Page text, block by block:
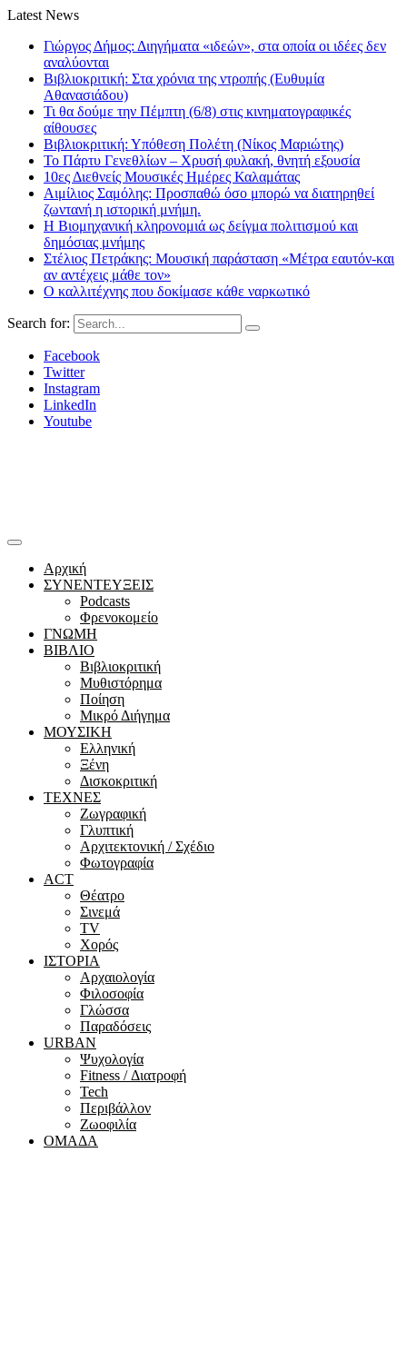
Latest News
Γιώργος Δήμος: Διηγήματα «ιδεών», στα οποία οι ιδέες δεν
αναλύονται
Βιβλιοκριτική: Στα χρόνια της ντροπής (Ευθυμία
Αθανασιάδου)
Τι θα δούμε την Πέμπτη (6/8) στις κινηματογραφικές
αίθουσες
Βιβλιοκριτική: Υπόθεση Πολέτη (Νίκος Μαριώτης)
Το Πάρτυ Γενεθλίων – Χρυσή φυλακή, θνητή εξουσία
10ες Διεθνείς Μουσικές Ημέρες Καλαμάτας
Αιμίλιος Σαμόλης: Προσπαθώ όσο μπορώ να διατηρηθεί
ζωντανή η ιστορική μνήμη.
Η Βιομηχανική κληρονομιά ως δείγμα πολιτισμού και
δημόσιας μνήμης
Στέλιος Πετράκης: Μουσική παράσταση «Μέτρα εαυτόν-και
αν αντέχεις μάθε τον»
Ο καλλιτέχνης που δοκίμασε κάθε ναρκωτικό
Search for:
Facebook
Twitter
Instagram
LinkedIn
Youtube
Αρχική
ΣΥΝΕΝΤΕΥΞΕΙΣ
Podcasts
Φρενοκομείο
ΓΝΩΜΗ
ΒΙΒΛΙΟ
Βιβλιοκριτική
Μυθιστόρημα
Ποίηση
Μικρό Διήγημα
ΜΟΥΣΙΚΗ
Ελληνική
Ξένη
Δισκοκριτική
ΤΕΧΝΕΣ
Ζωγραφική
Γλυπτική
Αρχιτεκτονική / Σχέδιο
Φωτογραφία
ACT
Θέατρο
Σινεμά
ΤV
Χορός
ΙΣΤΟΡΙΑ
Αρχαιολογία
Φιλοσοφία
Γλώσσα
Παραδόσεις
URBAN
Ψυχολογία
Fitness / Διατροφή
Tech
Περιβάλλον
Ζωοφιλία
ΟΜΑΔΑ